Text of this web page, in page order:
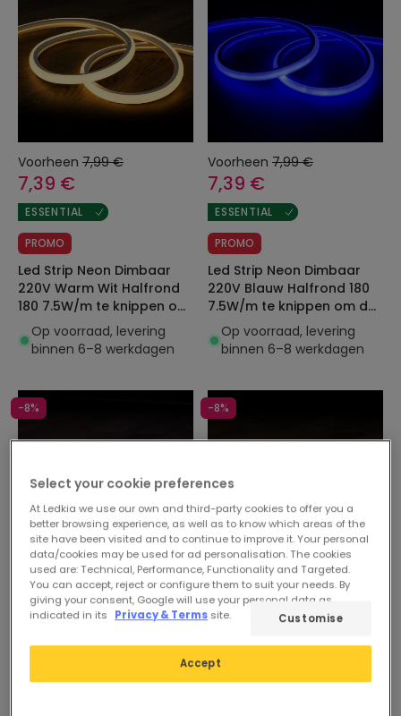
Voorheen 7,99 €
7,39 €
ESSENTIAL
PROMO
Led Strip Neon Dimbaar
220V Warm Wit Halfrond
180 7.5W/m te knippen om
de 100cm IP67 Op maat
Op voorraad, levering
binnen 6–8 werkdagen
Voorheen 7,99 €
7,39 €
ESSENTIAL
PROMO
Led Strip Neon Dimbaar
220V Blauw Halfrond 180
7.5W/m te knippen om de
100cm IP67 Op maat
Op voorraad, levering
binnen 6–8 werkdagen
-8%
Voorheen 7,99 €
7,39 €
-8%
Voorheen 7,99 €
7,39 €
PROMO
Select your cookie preferences
At Ledkia we use our own and third-party cookies to offer you a
better browsing experience, as well as to know which areas of the
site have been visited and to continue to improve it. Your personal
data/cookies may be used for ad personalisation. The cookies
used are: Technical, Performance, Functionality and Targeted.
You can accept, reject or configure them to suit your needs. By
giving your consent, Google will use your personal data as
indicated in its
Privacy & Terms site.
Accept
Customise